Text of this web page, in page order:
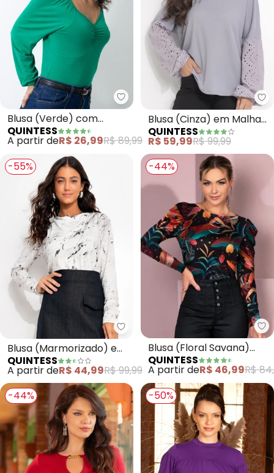
Quintess - Blusa (Verde) com
Blusa (Verde) com
Franzido
QUINTESS
A partir deR$ 26,99R$ 89,99
Blusa (Cinza) em Malha
Favo
QUINTESS
R$ 59,99R$ 99,99
-55%
Quintess - Blusa
Blusa (Marmorizado) em
Poliflex
QUINTESS
A partir deR$ 44,99R$ 99,99
-44%
Blusa (Floral Savana)
com Mangas Bufantes
QUINTESS
A partir deR$ 46,99R$
-44%
-50%